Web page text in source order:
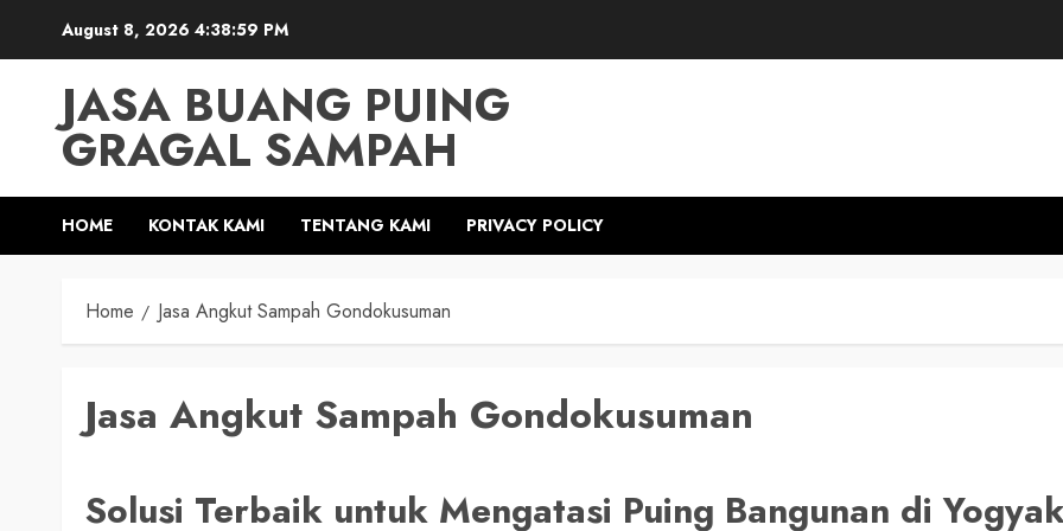
August 8, 2026 4:39:00 PM
JASA BUANG PUING
GRAGAL SAMPAH
HOME KONTAK KAMI TENTANG KAMI PRIVACY POLICY
Home Jasa Angkut Sampah Gondokusuman
Jasa Angkut Sampah Gondokusuman
Solusi Terbaik untuk Mengatasi Puing Bangunan di